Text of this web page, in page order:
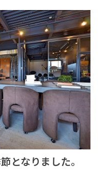
となりました。